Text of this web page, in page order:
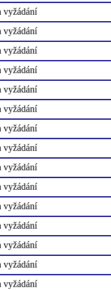
vyžádání
vyžádání
vyžádání
vyžádání
vyžádání
vyžádání
vyžádání
vyžádání
vyžádání
vyžádání
vyžádání
vyžádání
vyžádání
vyžádání
vyžádání